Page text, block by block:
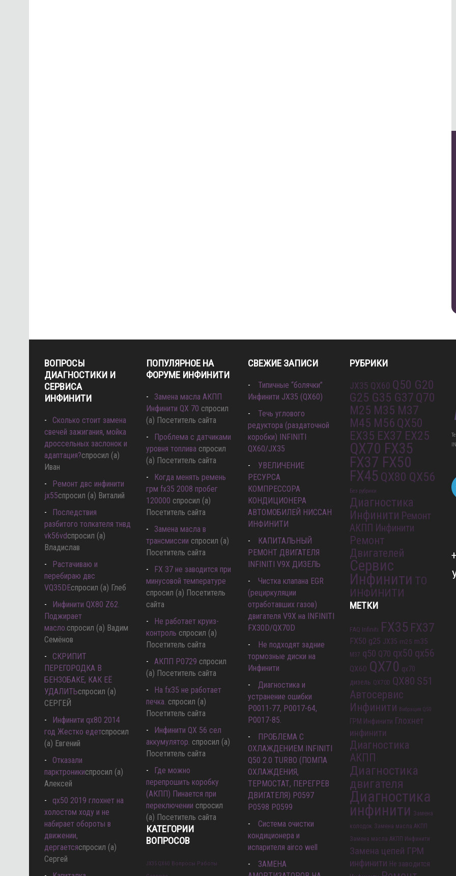
ВОПРОСЫ
ДИАГНОСТИКИ И
СЕРВИСА
ИНФИНИТИ
Сколько стоит замена
свечей зажигания, мойка
дроссельных заслонок и
адаптация?спросил (а)
Иван
Ремонт двс инфинити
jx55спросил (а) Виталий
Последствия
разбитого толкателя тнвд
vk56vdспросил (а)
Владислав
Растачиваю и
перебираю двс
VQ35DEспросил (а) Глеб
Инфинити QX80 Z62.
Поджирает
масло.спросил (а) Вадим
Семёнов
СКРИПИТ
ПЕРЕГОРОДКА В
БЕНЗОБАКЕ, КАК ЕЁ
УДАЛИТЬспросил (а)
СЕРГЕЙ
Инфинити qx80 2014
год Жестко едетспросил
(а) Евгений
Отказали
парктроникиспросил (а)
Алексей
qx50 2019 глохнет на
холостом ходу и не
набирает обороты в
движении,
дергаетсяспросил (а)
Сергей
ПОПУЛЯРНОЕ НА
ФОРУМЕ ИНФИНИТИ
Замена масла АКПП
Инфинити QX 70 спросил
(а) Посетитель сайта
Проблема с датчиками
уровня топлива спросил
(а) Посетитель сайта
Когда менять ремень
грм fx35 2008 пробег
120000 спросил (а)
Посетитель сайта
Замена масла в
трансмиссии спросил (а)
Посетитель сайта
FX 37 не заводится при
минусовой температуре
спросил (а) Посетитель
сайта
Не работает круиз-
контроль спросил (а)
Посетитель сайта
АКПП P0729 спросил
(а) Посетитель сайта
Hа fx35 не работает
печка. спросил (а)
Посетитель сайта
Инфинити QX 56 сел
аккумулятор. спросил (а)
Посетитель сайта
Где можно
перепрошить коробку
(АКПП) Пинается при
переключении спросил
(а) Посетитель сайта
КАТЕГОРИИ
ВОПРОСОВ
JX35 QX60 Вопросы Работы
СВЕЖИЕ ЗАПИСИ
Типичные “болячки”
Инфинити JX35 (QX60)
Течь углового
редуктора (раздаточной
коробки) INFINITI
QX60/JX35
УВЕЛИЧЕНИЕ
РЕСУРСА
КОМПРЕССОРА
КОНДИЦИОНЕРА
АВТОМОБИЛЕЙ НИССАН
ИНФИНИТИ
КАПИТАЛЬНЫЙ
РЕМОНТ ДВИГАТЕЛЯ
INFINITI V9X ДИЗЕЛЬ
Чистка клапана EGR
(рециркуляции
отработавших газов)
двигателя V9X на INFINITI
FX30D/QX70D
Не подходят задние
тормозные диски на
Инфинити
Диагностика и
устранение ошибки
Р0011-77, P0017-64,
P0017-85.
ПРОБЛЕМА С
ОХЛАЖДЕНИЕМ INFINITI
Q50 2.0 TURBO (ПОМПА
ОХЛАЖДЕНИЯ,
ТЕРМОСТАТ, ПЕРЕГРЕВ
ДВИГАТЕЛЯ) P0597
P0598 P0599
Система очистки
кондиционера и
испарителя airco well
ЗАМЕНА
РУБРИКИ
JX35 QX60 Q50 G20
G25 G35 G37 Q70
M25 M35 M37
M45 M56 QX50
EX35 EX37 EX25
QX70 FX35
FX37 FX50
FX45 QX80 QX56
Без рубрики
Диагностика
Инфинити Ремонт
АКПП Инфинити
Ремонт
Двигателей
Сервис
Инфинити ТО
ИНФИНИТИ
МЕТКИ
FAQ Infiniti FX35 FX37
FX50 g25 JX35 m25 m35
M37 q50 Q70 qx50 qx56
QX60 QX70 qx70
дизель QX70D QX80 S51
Автосервис
Инфинити Вибрация Q50
ГРМ Инфинити Глохнет
инфинити
Диагностика
АКПП
Диагностика
двигателя
Диагностика
инфинити Замена
колодок Замена масла АКПП
Замена масла АКПП Инфинити
Замена цепей ГРМ
инфинити Не заводится